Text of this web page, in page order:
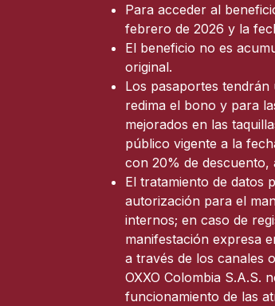
Para acceder al
febrero de 2026 y la
El beneficio no es
original.
Los pasaportes tendrán
redima el bono y para
mejorados en las
público vigente a la
con 20% de descuento,
El tratamiento de datos
autorización para el
internos; en caso de
manifestación expresa
a través de los canales
OXXO Colombia S.A.S.
funcionamiento de las